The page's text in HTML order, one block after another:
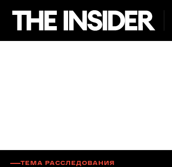
ТЕМА РАССЛЕДОВАНИЯ